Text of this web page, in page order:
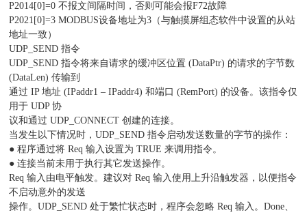
P2014[0]=0 不报文间隔时间，否则可能会报F72故障
P2021[0]=3 MODBUS设备地址为3（与触摸屏组态软件中设置的从站
地址一致）
UDP_SEND 指令
UDP_SEND 指令将来自请求的缓冲区位置 (DataPtr) 的请求的字节数
(DataLen) 传输到
通过 IP 地址 (IPaddr1 – IPaddr4) 和端口 (RemPort) 的设备。该指令仅
用于 UDP 协
议和通过 UDP_CONNECT 创建的连接。
当发生以下情况时，UDP_SEND 指令启动发送数量的字节的操作：
● 程序通过将 Req 输入设置为 TRUE 来调用指令。
● 连接当前未用于执行其它发送操作。
Req 输入由电平触发。建议对 Req 输入使用上升沿触发器，以便指令
不启动意外的发送
操作。UDP_SEND 处于繁忙状态时，程序会忽略 Req 输入。Done、